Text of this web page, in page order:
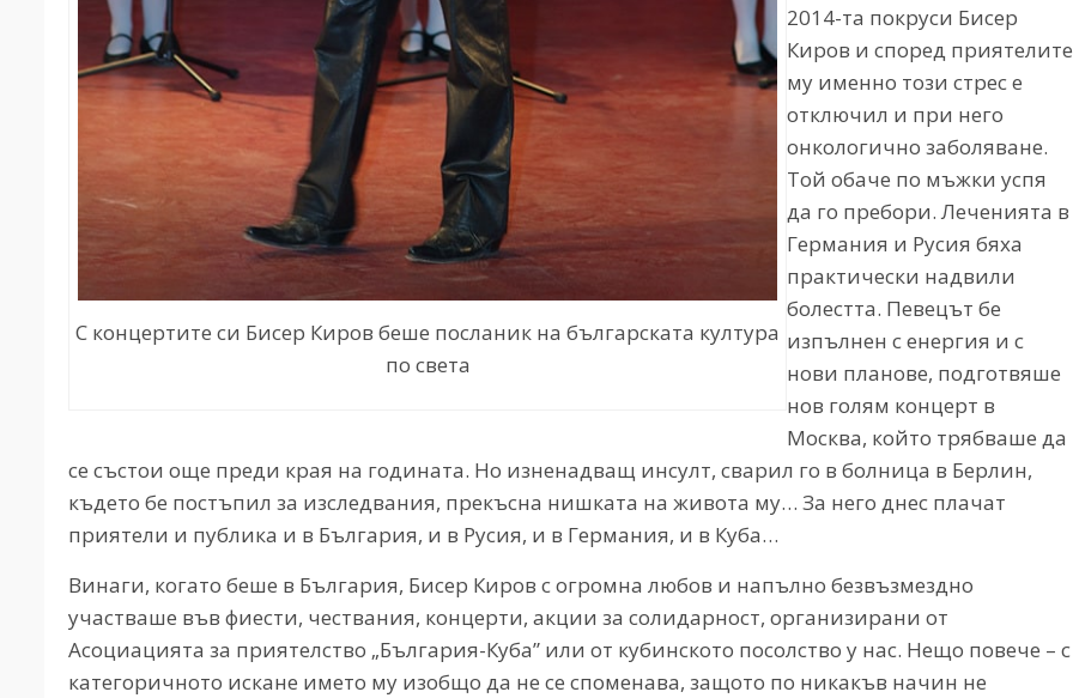
С концертите си Бисер Киров беше посланик на българската култура
по света
2014-та покруси Бисер
Киров и според приятелите
му именно този стрес е
отключил и при него
онкологично заболяване.
Той обаче по мъжки успя
да го пребори. Леченията в
Германия и Русия бяха
практически надвили
болестта. Певецът бе
изпълнен с енергия и с
нови планове, подготвяше
нов голям концерт в
Москва, който трябваше да
се състои още преди края на годината. Но изненадващ инсулт, сварил го в болница в Берлин,
където бе постъпил за изследвания, прекъсна нишката на живота му… За него днес плачат
приятели и публика и в България, и в Русия, и в Германия, и в Куба…
Винаги, когато беше в България, Бисер Киров с огромна любов и напълно безвъзмездно
участваше във фиести, чествания, концерти, акции за солидарност, организирани от
Асоциацията за приятелство „България-Куба” или от кубинското посолство у нас. Нещо повече – с
категоричното искане името му изобщо да не се споменава, защото по никакъв начин не